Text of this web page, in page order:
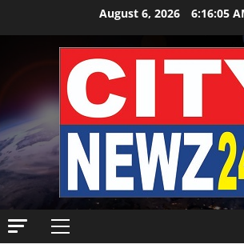
August 6, 2026 6:16:06
Primary